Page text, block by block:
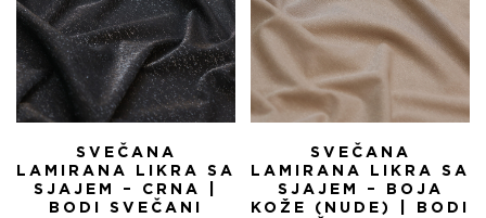
SVEČANA
LAMIRANA LIKRA SA
SJAJEM – CRNA |
BODI SVEČANI
SVEČANA
LAMIRANA LIKRA SA
SJAJEM – BOJA
KOŽE (NUDE) | BODI